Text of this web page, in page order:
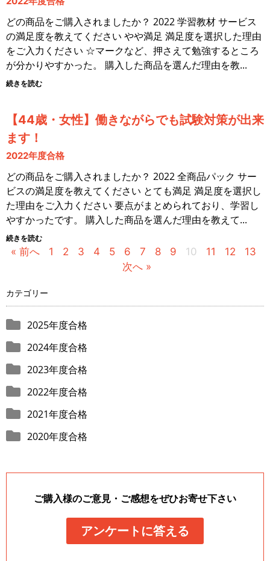
どの商品をご購入されましたか？ 2022 学習教材 サービス
の満足度を教えてください やや満足 満足度を選択した理由
をご入力ください ☆マークなど、押さえて勉強するところ
が分かりやすかった。 購入した商品を選んだ理由を教
続きを読む
【44歳・女性】働きながらでも試験対策が出来
ます！
2022年度合格
どの商品をご購入されましたか？ 2022 全商品パック サー
ビスの満足度を教えてください とても満足 満足度を選択し
た理由をご入力ください 要点がまとめられており、学習し
やすかったです。 購入した商品を選んだ理由を教えて
続きを読む
« 前へ 1 2 3 4 5 6 7 8 9 10 11 12
13
次へ »
カテゴリー
2025年度合格
2024年度合格
2023年度合格
2022年度合格
2021年度合格
2020年度合格
ご購入様のご意見・ご感想をぜひお寄せ下さい
アンケートに答える